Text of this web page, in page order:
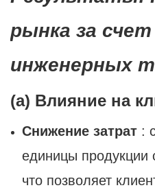
рынка за
инженерных
(а) Влияние на
Снижение затрат :
единицы продукции
что позволяет